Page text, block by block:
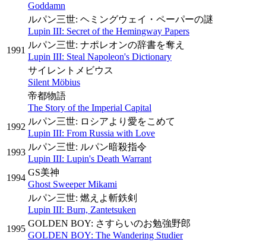
Goddamn
ルパン三世: ヘミングウェイ・ペーパーの謎
Lupin III: Secret of the Hemingway Papers
1991
ルパン三世: ナポレオンの辞書を奪え
Lupin III: Steal Napoleon's Dictionary
サイレントメビウス
Silent Möbius
帝都物語
The Story of the Imperial Capital
1992
ルパン三世: ロシアより愛をこめて
Lupin III: From Russia with Love
1993
ルパン三世: ルパン暗殺指令
Lupin III: Lupin's Death Warrant
1994
GS美神
Ghost Sweeper Mikami
ルパン三世: 燃えよ斬鉄剣
Lupin III: Burn, Zantetsuken
1995
GOLDEN BOY: さすらいのお勉強野郎
GOLDEN BOY: The Wandering Studier